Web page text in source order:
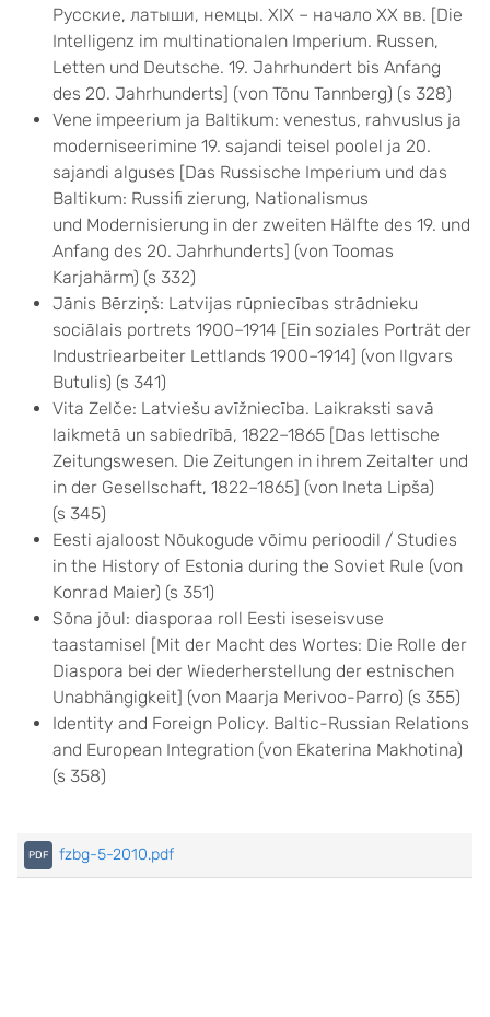
Русские, латыши, немцы. XIX – начало XX вв. [Die
Intelligenz im multinationalen Imperium. Russen,
Letten und Deutsche. 19. Jahrhundert bis Anfang
des 20. Jahrhunderts] (von Tõnu Tannberg) (s 328)
Vene impeerium ja Baltikum: venestus, rahvuslus ja
moderniseerimine 19. sajandi teisel poolel ja 20.
sajandi alguses [Das Russische Imperium und das
Baltikum: Russifi zierung, Nationalismus
und Modernisierung in der zweiten Hälfte des 19. und
Anfang des 20. Jahrhunderts] (von Toomas
Karjahärm) (s 332)
Jānis Bērziņš: Latvijas rūpniecības strādnieku
sociālais portrets 1900–1914 [Ein soziales Porträt der
Industriearbeiter Lettlands 1900–1914] (von Ilgvars
Butulis) (s 341)
Vita Zelče: Latviešu avīžniecība. Laikraksti savā
laikmetā un sabiedrībā, 1822–1865 [Das lettische
Zeitungswesen. Die Zeitungen in ihrem Zeitalter und
in der Gesellschaft, 1822–1865] (von Ineta Lipša)
(s 345)
Eesti ajaloost Nõukogude võimu perioodil / Studies
in the History of Estonia during the Soviet Rule (von
Konrad Maier) (s 351)
Sõna jõul: diasporaa roll Eesti iseseisvuse
taastamisel [Mit der Macht des Wortes: Die Rolle der
Diaspora bei der Wiederherstellung der estnischen
Unabhängigkeit] (von Maarja Merivoo-Parro) (s 355)
Identity and Foreign Policy. Baltic-Russian Relations
and European Integration (von Ekaterina Makhotina)
(s 358)
fzbg-5-2010.pdf